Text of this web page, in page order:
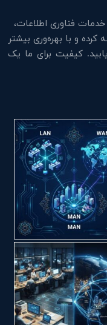
فناوری اطلاعات،
و با بهره‌وری بیشتر
کیفیت برای ما یک